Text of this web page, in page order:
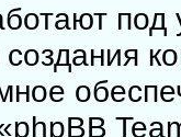
под
создания